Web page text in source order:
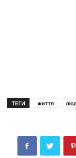
ТЕГИ життя